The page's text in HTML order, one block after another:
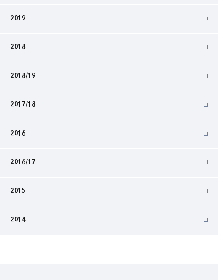
2019
2018
2018/19
2017/18
2016
2016/17
2015
2014